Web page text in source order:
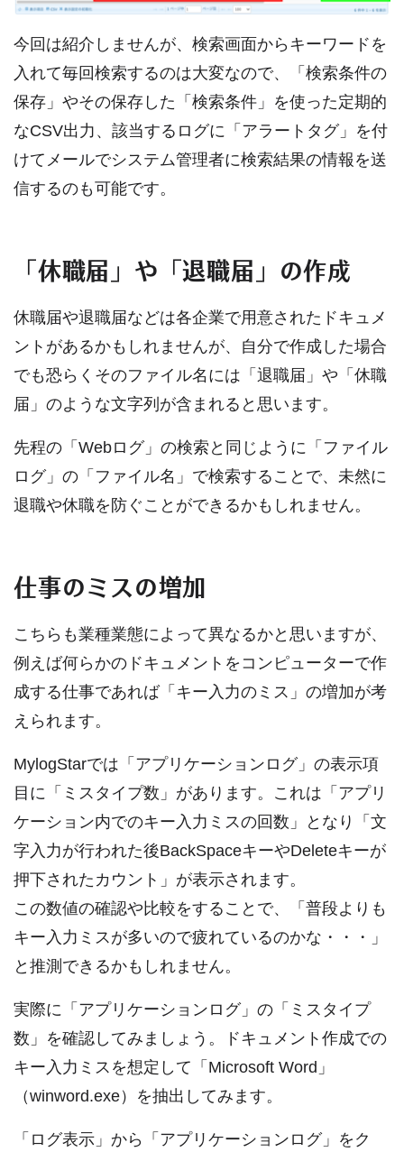
今回は紹介しませんが、検索画面からキーワードを
入れて毎回検索するのは大変なので、「検索条件の
保存」やその保存した「検索条件」を使った定期的
なCSV出力、該当するログに「アラートタグ」を付
けてメールでシステム管理者に検索結果の情報を送
信するのも可能です。
「休職届」や「退職届」の作成
休職届や退職届などは各企業で用意されたドキュメ
ントがあるかもしれませんが、自分で作成した場合
でも恐らくそのファイル名には「退職届」や「休職
届」のような文字列が含まれると思います。
先程の「Webログ」の検索と同じように「ファイル
ログ」の「ファイル名」で検索することで、未然に
退職や休職を防ぐことができるかもしれません。
仕事のミスの増加
こちらも業種業態によって異なるかと思いますが、
例えば何らかのドキュメントをコンピューターで作
成する仕事であれば「キー入力のミス」の増加が考
えられます。
MylogStarでは「アプリケーションログ」の表示項
目に「ミスタイプ数」があります。これは「アプリ
ケーション内でのキー入力ミスの回数」となり「文
字入力が行われた後BackSpaceキーやDeleteキーが
押下されたカウント」が表示されます。
この数値の確認や比較をすることで、「普段よりも
キー入力ミスが多いので疲れているのかな・・・」
と推測できるかもしれません。
実際に「アプリケーションログ」の「ミスタイプ
数」を確認してみましょう。ドキュメント作成での
キー入力ミスを想定して「Microsoft Word」
（winword.exe）を抽出してみます。
「ログ表示」から「アプリケーションログ」をク